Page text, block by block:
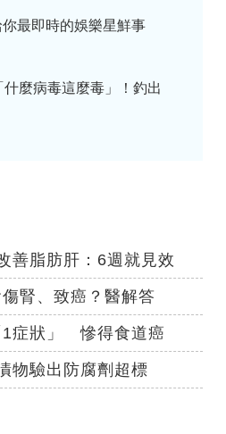
最即時的娛樂星鮮事
麼病毒這麼毒」！釣出
善脂肪肝：6週就見效
腎、致癌？醫解答
1症狀」 慘得食道癌
驗出防腐劑超標